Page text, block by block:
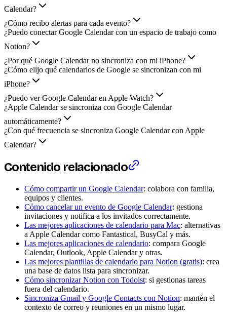
Calendar?
¿Cómo recibo alertas para cada evento?
¿Puedo conectar Google Calendar con un espacio de trabajo como
Notion?
¿Por qué Google Calendar no sincroniza con mi iPhone?
¿Cómo elijo qué calendarios de Google se sincronizan con mi
iPhone?
¿Puedo ver Google Calendar en Apple Watch?
¿Apple Calendar se sincroniza con Google Calendar
automáticamente?
¿Con qué frecuencia se sincroniza Google Calendar con Apple
Calendar?
Contenido relacionado
Cómo compartir un Google Calendar: colabora con familia,
equipos y clientes.
Cómo cancelar un evento de Google Calendar: gestiona
invitaciones y notifica a los invitados correctamente.
Las mejores aplicaciones de calendario para Mac: alternativas
a Apple Calendar como Fantastical, BusyCal y más.
Las mejores aplicaciones de calendario: compara Google
Calendar, Outlook, Apple Calendar y otras.
Las mejores plantillas de calendario para Notion (gratis): crea
una base de datos lista para sincronizar.
Cómo sincronizar Notion con Todoist: si gestionas tareas
fuera del calendario.
Sincroniza Gmail y Google Contacts con Notion: mantén el
contexto de correo y reuniones en un mismo lugar.